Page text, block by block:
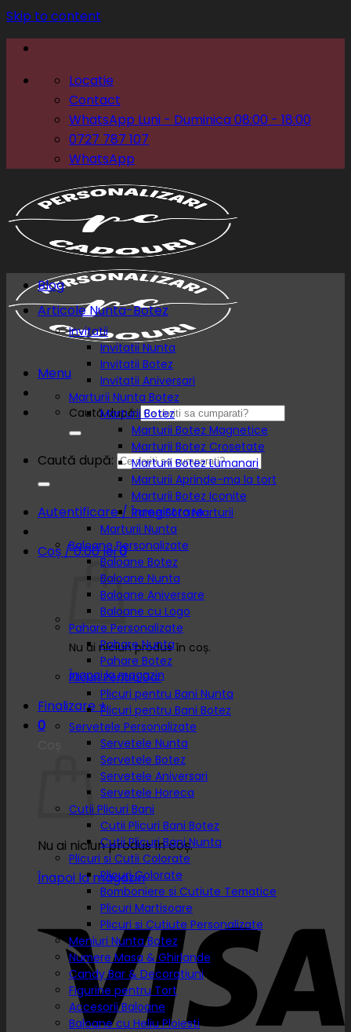
Skip to content
Locatie
Contact
WhatsApp Luni - Duminica 08:00 - 18:00
0727 787 107
WhatsApp
Menu
Caută după:
Caută după:
Autentificare / Înregistrare
Coș /0.00lei0
Nu ai niciun produs în coș.
Înapoi la magazin
Finalizare +
0
Nu ai niciun produs în coș.
Înapoi la magazin
Blog
Articole Nunta-Botez
Invitatii
Invitatii Nunta
Invitatii Botez
Invitatii Aniversari
Marturii Nunta Botez
Marturii Botez
Marturii Botez Magnetice
Marturii Botez Crosetate
Marturii Botez Lumanari
Marturii Aprinde-ma la tort
Marturii Botez Iconite
Rame Foto Marturii
Marturii Nunta
Baloane Personalizate
Baloane Botez
Baloane Nunta
Baloane Aniversare
Baloane cu Logo
Pahare Personalizate
Pahare Nunta
Pahare Botez
Plicuri Pentru Dar
Plicuri pentru Bani Nunta
Plicuri pentru Bani Botez
Servetele Personalizate
Servetele Nunta
Servetele Botez
Servetele Aniversari
Servetele Horeca
Cutii Plicuri Bani
Cutii Plicuri Bani Botez
Cutii Plicuri Bani Nunta
Plicuri si Cutii Colorate
Plicuri Colorate
Bomboniere si Cutiute Tematice
Plicuri Martisoare
Plicuri si Cutiute Personalizate
Meniuri Nunta Botez
Numere Masa & Ghirlande
Candy Bar & Decoratiuni
Figurine pentru Tort
Accesorii Baloane
Baloane cu Heliu Ploiesti